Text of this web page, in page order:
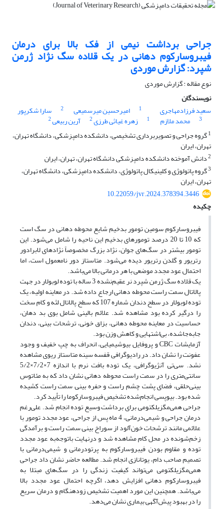
جراحی برداشت نیمی از فک بالا برای درمان
فیبروسارکوم دهانی در یک قلاده سگ نژاد ژرمن
شپرد: گزارش موردی
نوع مقاله : گزارش موردی
نویسندگان
سعید فرزادمهاجری
1 امیرحسین میرسمیعی 2 سارا شکرپور
3 محمد ملازم 1 زهره غیاثی طرزی2 آرین ربیعی2
1گروه جراحی و تصویربرداری تشخیصی، دانشکده دامپزشکی، دانشگاه تهران،
تهران، ایران
2دانش آموخته دانشکده دامپزشکی دانشگاه تهران، تهران، ایران
3گروه پاتولوژی و کلینیکال پاتولوژی، دانشکده دامپزشکی، دانشگاه تهران،
تهران، ایران
10.22059/jvr.2024.378394.3446
چکیده
فیبروسارکوم سومین تومور بدخیم شایع محوطه دهانی در سگ است
که 10 تا 20 درصد تومورهای بدخیم این ناحیه را شامل می‌شود. این
تومور بیشتر در سگ‌های جوان، نژاد بزرگ مخصوصاً نژادهای لابرادور
رتریور و گلدن رتریور دیده می‌شود. متاستاز دور نامعمول است، اما
احتمال عود مجدد موضعی با هر درمانی بالا می‌باشد.
یک قلاده سگ ژرمن شپرد نر عقیم‌نشده 3 ساله با توده لوبولار در جهت
پالاتال سمت راست محوطه دهانی ارجاع داده شد. در معاینه اولیه، یک
توده لوبولار در سطح دندان شماره 107 که سطح پالاتال لثه و کام سخت
را درگیر کرده بود مشاهده شد. علائم بالینی شامل بوی بد دهان،
حساسیت در معاینه محوطه دهانی، بزاق خونی، ترشحات بینی، دندان
جابه‌جا‌شده، بی‌اشتهایی و کاهش وزن بود.
آزمایشات CBC و پروفایل بیوشیمیایی، انحراف به چپ خفیف و وجود
عفونت را نشان داد. در رادیوگرافی قفسه سینه متاستاز ریوی مشاهده
نشد. سی‌تی آنژیوگرافی، یک توده بافت نرم با اندازه 7×7/2×5/2
سانتی‌متری را در سمت راست محوطه دهانی نشان داد که به مئاتوس
بینی‌حلقی، فضای پشت چشم راست و حفره بینی سمت راست کشیده
شده بود. بیوپسی انجام‌شده تشخیص فیبروسارکوما را تأیید کرد.
جراحی همی‌مگزیلکتومی‌ برای برداشت وسیع توده انجام شد. علی‌رغم
درمان جراحی و شیمی‌درمانی، 4 ماه پس از جراحی، عود مجدد تومور با
علائمی مانند ترشحات خون‌آلود از سوراخ بینی سمت راست و برآمدگی
زخم‌شونده در محل کام مشاهده شد و در‌نهایت با‌توجه‌به عود مجدد
توده و مقاوم بودن فیبروسارکوم به پرتودرمانی و شیمی‌درمانی با
تصمیم صاحب دام، یوتانازی انجام شد. مطالعه حاضر نشان داد جراحی
همی‌مگزیلکتومی‌ می‌تواند کیفیت زندگی را در سگ‌های مبتلا به
فیبروسارکوم دهانی افزایش دهد، اگرچه احتمال عود مجدد بالا
می‌باشد. همچنین این مورد اهمیت تشخیص زودهنگام و درمان سریع
را در بهبود پیش‌آگهی بیماری نشان می‌دهد.